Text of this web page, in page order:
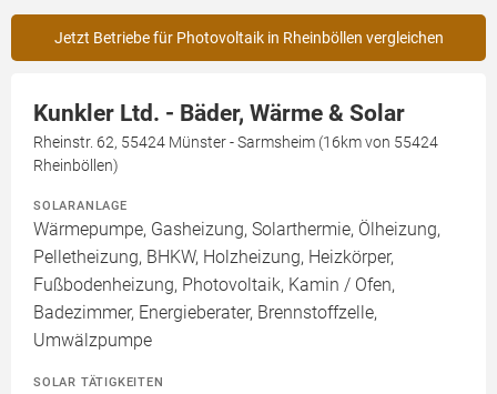
Jetzt Betriebe für Photovoltaik in Rheinböllen vergleichen
Kunkler Ltd. - Bäder, Wärme & Solar
Rheinstr. 62, 55424 Münster - Sarmsheim (16km von 55424
Rheinböllen)
SOLARANLAGE
Wärmepumpe, Gasheizung, Solarthermie, Ölheizung,
Pelletheizung, BHKW, Holzheizung, Heizkörper,
Fußbodenheizung, Photovoltaik, Kamin / Ofen,
Badezimmer, Energieberater, Brennstoffzelle,
Umwälzpumpe
SOLAR TÄTIGKEITEN